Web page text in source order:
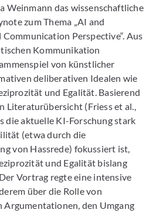
Weinmann das wissenschaftliche
zum Thema „AI and
Perspective“. Aus
Kommunikation
von künstlicher
deliberativen Idealen wie
und Egalität. Basierend
Literaturübersicht (Friess et al.,
die aktuelle KI-Forschung stark
(etwa durch die
von Hassrede) fokussiert ist,
und Egalität bislang
Vortrag regte eine intensive
über die Rolle von
den Umgang